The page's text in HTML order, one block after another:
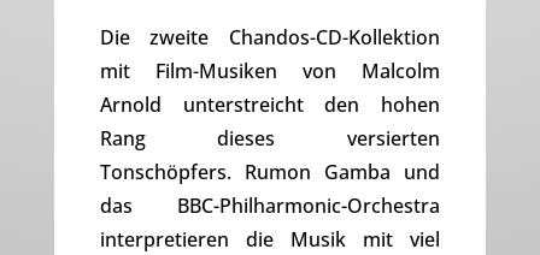
Die zweite Chandos-CD-Kollektion
mit Film-Musiken von Malcolm
Arnold unterstreicht den hohen
Rang dieses versierten
Tonschöpfers. Rumon Gamba und
das BBC-Philharmonic-Orchestra
interpretieren die Musik mit viel